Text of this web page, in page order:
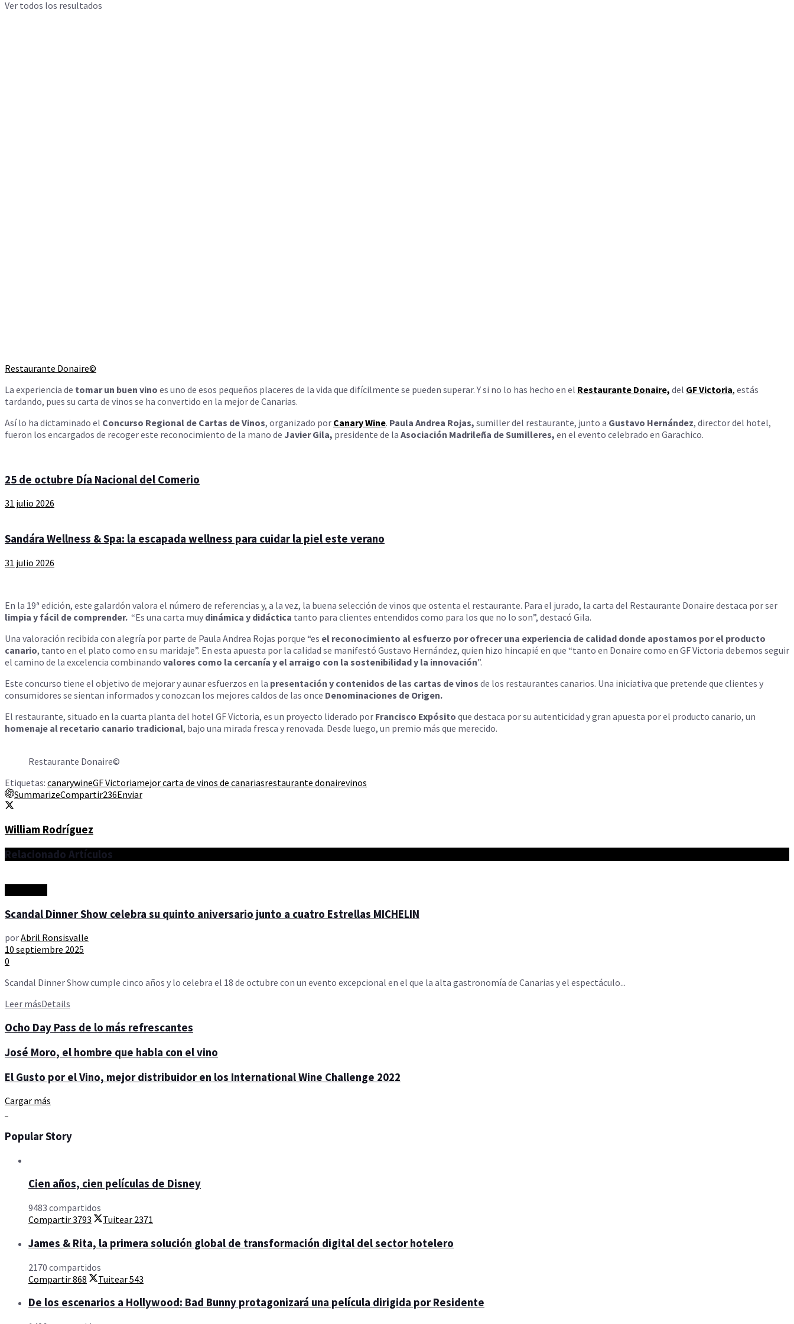
Ver todos los resultados
Restaurante Donaire©
La experiencia de tomar un buen vino es uno de esos pequeños placeres de la vida que difícilmente se pueden superar. Y si no lo has hecho en el Restaurante Donaire, del GF Victoria, estás
tardando, pues su carta de vinos se ha convertido en la mejor de Canarias.
Así lo ha dictaminado el Concurso Regional de Cartas de Vinos, organizado por Canary Wine. Paula Andrea Rojas, sumiller del restaurante, junto a Gustavo Hernández, director del hotel,
fueron los encargados de recoger este reconocimiento de la mano de Javier Gila, presidente de la Asociación Madrileña de Sumilleres, en el evento celebrado en Garachico.
25 de octubre Día Nacional del Comerio
31 julio 2026
Sandára Wellness & Spa: la escapada wellness para cuidar la piel este verano
31 julio 2026
En la 19ª edición, este galardón valora el número de referencias y, a la vez, la buena selección de vinos que ostenta el restaurante. Para el jurado, la carta del Restaurante Donaire destaca por ser
limpia y fácil de comprender. “Es una carta muy dinámica y didáctica tanto para clientes entendidos como para los que no lo son”, destacó Gila.
Una valoración recibida con alegría por parte de Paula Andrea Rojas porque “es el reconocimiento al esfuerzo por ofrecer una experiencia de calidad donde apostamos por el producto
canario, tanto en el plato como en su maridaje”. En esta apuesta por la calidad se manifestó Gustavo Hernández, quien hizo hincapié en que “tanto en Donaire como en GF Victoria debemos seguir
el camino de la excelencia combinando valores como la cercanía y el arraigo con la sostenibilidad y la innovación”.
Este concurso tiene el objetivo de mejorar y aunar esfuerzos en la presentación y contenidos de las cartas de vinos de los restaurantes canarios. Una iniciativa que pretende que clientes y
consumidores se sientan informados y conozcan los mejores caldos de las once Denominaciones de Origen.
El restaurante, situado en la cuarta planta del hotel GF Victoria, es un proyecto liderado por Francisco Expósito que destaca por su autenticidad y gran apuesta por el producto canario, un
homenaje al recetario canario tradicional, bajo una mirada fresca y renovada. Desde luego, un premio más que merecido.
Restaurante Donaire©
Etiquetas: canarywineGF Victoriamejor carta de vinos de canariasrestaurante donairevinos
SummarizeCompartir236Enviar
William Rodríguez
Relacionado Artículos
Scandal Dinner Show celebra su quinto aniversario junto a cuatro Estrellas MICHELIN
porAbril Ronsisvalle
10 septiembre 2025
0
Scandal Dinner Show cumple cinco años y lo celebra el 18 de octubre con un evento excepcional en el que la alta gastronomía de Canarias y el espectáculo...
Leer másDetails
Ocho Day Pass de lo más refrescantes
José Moro, el hombre que habla con el vino
El Gusto por el Vino, mejor distribuidor en los International Wine Challenge 2022
Cargar más
Popular Story
Cien años, cien películas de Disney
9483 compartidos
Compartir3793 Tuitear 2371
James & Rita, la primera solución global de transformación digital del sector hotelero
2170 compartidos
Compartir868 Tuitear543
De los escenarios a Hollywood: Bad Bunny protagonizará una película dirigida por Residente